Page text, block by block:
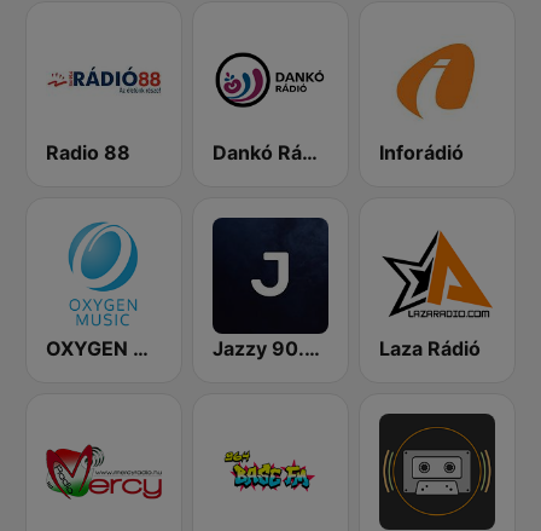
Radio 88 Dankó Rádió Inforádió
OXYGEN MUSIC Jazzy 90.9 FM Laza Rádió